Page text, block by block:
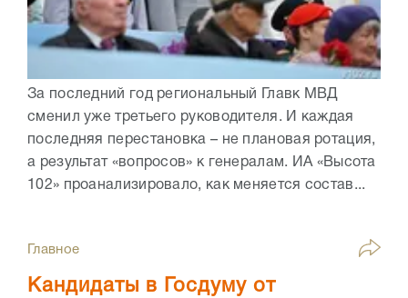
За последний год региональный Главк МВД
сменил уже третьего руководителя. И каждая
последняя перестановка – не плановая ротация,
а результат «вопросов» к генералам. ИА «Высота
102» проанализировало, как меняется состав...
Главное
Кандидаты в Госдуму от